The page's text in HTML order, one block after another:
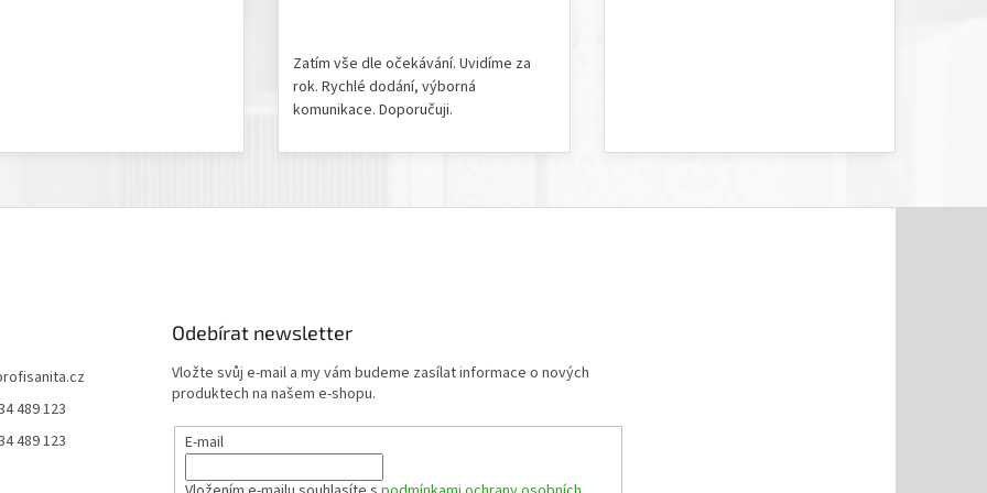
Zatím vše dle očekávání. Uvidíme za
rok. Rychlé dodání, výborná
komunikace. Doporučuji.
489 123
489 123
Odebírat newsletter
Vložte svůj e-mail a my vám budeme zasílat informace o nových
produktech na našem e-shopu.
E-mail